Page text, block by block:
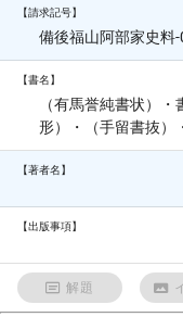
【請求記号】
備後福山阿部家史料
【書名】
（有馬誉純書状）
形）・（手留書抜）
【著者名】
【出版事項】
解題